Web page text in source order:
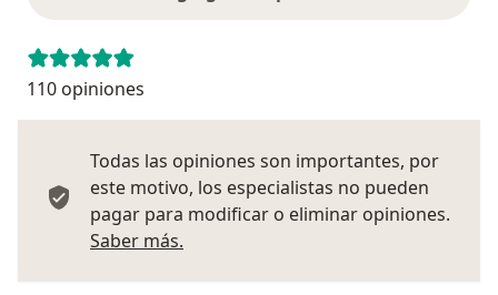
110 opiniones
Todas las opiniones son importantes, por
este motivo, los especialistas no pueden
pagar para modificar o eliminar opiniones.
Saber más.